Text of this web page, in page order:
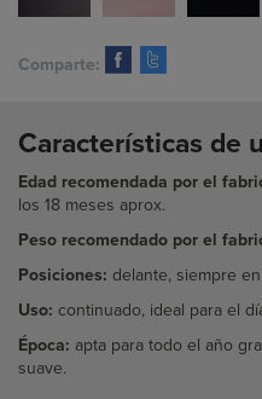
Comparte:
Características de
Edad recomendada por el
los 18 meses aprox.
Peso recomendado por el
Posiciones: delante, siempre
Uso: continuado, ideal para el
Época: apta para todo el año
suave.